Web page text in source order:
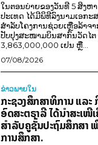
ໃນຕອນບ່າຍຂອງວັນທີ 5 ສິງຫ
ປະເທດ ໄດ້ມີພິທີລົງນາມເອກະ
ສໍາລັບໂຄງການຊ່ວຍເຫຼືອລ້າຈ
ປັບປຸງສະໜາມບິນສາກົນວັດໄ
3,863,000,000 ເຢນ ຫຼື...
07/08/2026
ຂ່າວພາຍ​ໃນ
ກະຊວງສຶກສາທິການ ແລ
ອົດສະຕຣາລີ ໄດ້ນຳສະເໜີ
ສຳລັບຄູຊັ້ນປະຖົມສຶກສາ
ການສຶກສາ.